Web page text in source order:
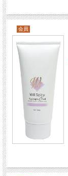
会員